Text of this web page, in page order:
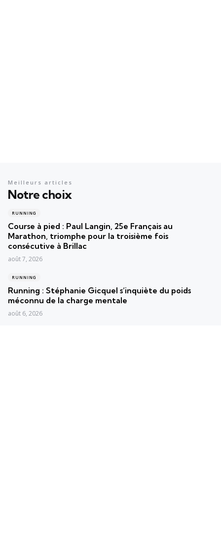
Notre choix
Meilleurs articles
RUNNING
Course à pied : Paul Langin, 25e Français au
Marathon, triomphe pour la troisième fois
consécutive à Brillac
août 7, 2026
RUNNING
Running : Stéphanie Gicquel s’inquiète du poids
méconnu de la charge mentale
août 6, 2026